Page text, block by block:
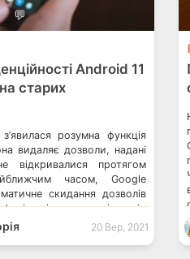
💬
Android 11
старих
розумна функція
видаляє дозволи, надані
відкривалися протягом
часом, Google
скидання дозволів
і планшетів під
6-10. Android 11 і новіші
видаляти дозволи у
20 Вер, 2021